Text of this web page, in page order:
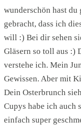
wunderschön hast
gebracht, dass ich
will :) Bei dir sehen
Gläsern so toll aus :)
verstehe ich. Mein
Gewissen. Aber mit
Dein Osterbrunch
Cupys habe ich auch
einfach super